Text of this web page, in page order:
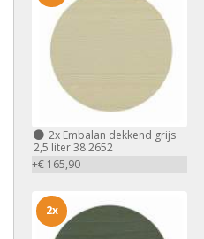
2x Embalan dekkend grijs
2,5 liter 38.2652
+€ 165,90
2x